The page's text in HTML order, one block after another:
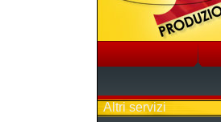
Altri servizi